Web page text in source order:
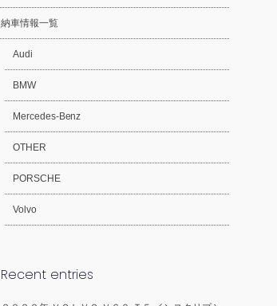
納車情報一覧
Audi
BMW
Mercedes-Benz
OTHER
PORSCHE
Volvo
Recent entries